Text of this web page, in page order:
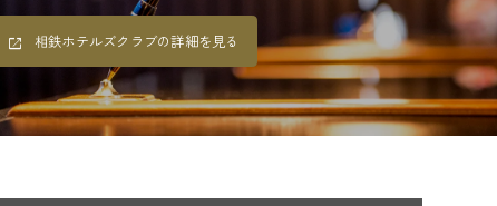
相鉄ホテルズクラブの詳細を見る